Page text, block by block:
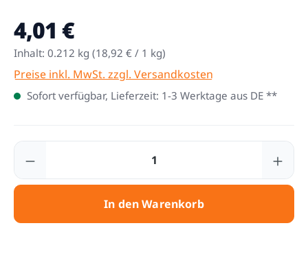
Regulärer Preis:
4,01 €
Inhalt: 0.212 kg (18,92 € / 1 kg)
Preise inkl. MwSt. zzgl. Versandkosten
Sofort verfügbar, Lieferzeit: 1-3 Werktage aus DE **
Produkt Anzahl: Gib den gewünschten
In den Warenkorb